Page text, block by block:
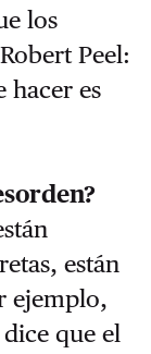
los
Peel:
hacer es
están
ejemplo,
que el